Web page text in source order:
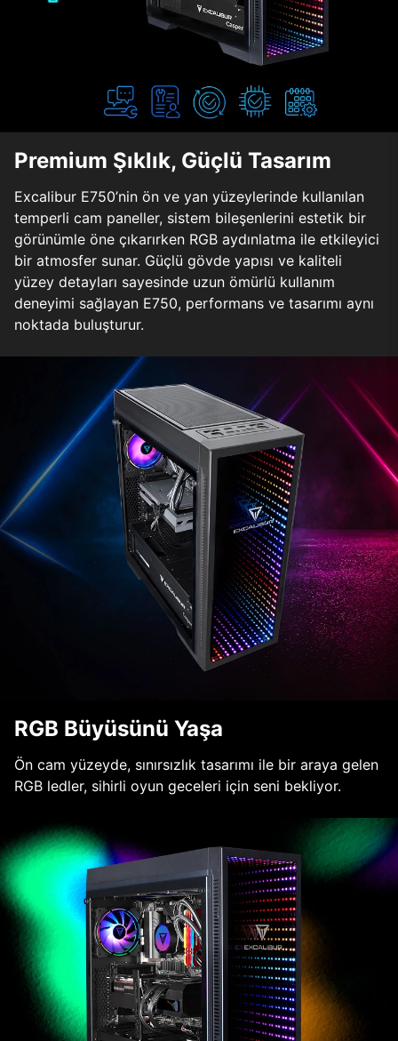
Premium Şıklık, Güçlü Tasarım
Excalibur E750’nin ön ve yan yüzeylerinde kullanılan
temperli cam paneller, sistem bileşenlerini estetik bir
görünümle öne çıkarırken RGB aydınlatma ile etkileyici
bir atmosfer sunar. Güçlü gövde yapısı ve kaliteli
yüzey detayları sayesinde uzun ömürlü kullanım
deneyimi sağlayan E750, performans ve tasarımı aynı
noktada buluşturur.
RGB Büyüsünü Yaşa
Ön cam yüzeyde, sınırsızlık tasarımı ile bir araya gelen
RGB ledler, sihirli oyun geceleri için seni bekliyor.